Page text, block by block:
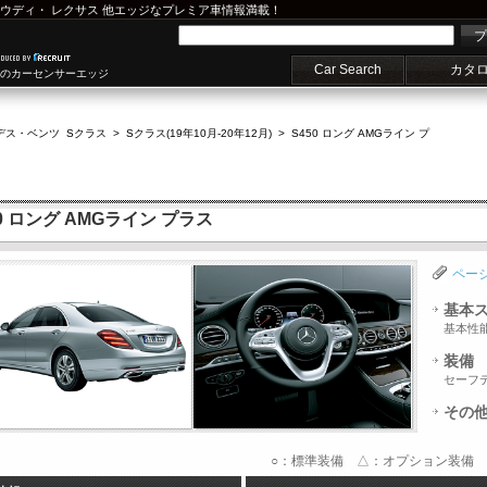
ディ ・ レクサス 他エッジなプレミア車情報満載！
カーセンサーエッジ Car Search カタ
ス・ベンツ Sクラス > Sクラス(19年10月-20年12月) > S450 ロング AMGライン プ
ング AMGライン プラス
ペー
基本
基本性
装備
セーフ
その
○：標準装備 △：オプション装備 -